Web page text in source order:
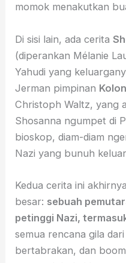
momok menakutkan
Di sisi lain, ada cerita
(diperankan Mélanie
Yahudi yang
Jerman pimpinan
Christoph Waltz, yang
Shosanna ngumpet di
bioskop, diam-diam
Nazi yang bunuh
Kedua cerita ini
besar: sebuah
petinggi Nazi,
semua rencana gila
bertabrakan, dan